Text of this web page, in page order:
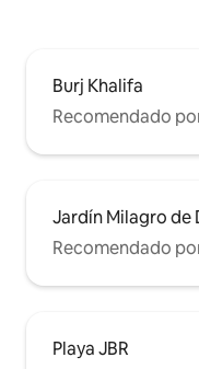
Burj Khalifa
Recomendado
Jardín Milagro de
Recomendado
Playa JBR